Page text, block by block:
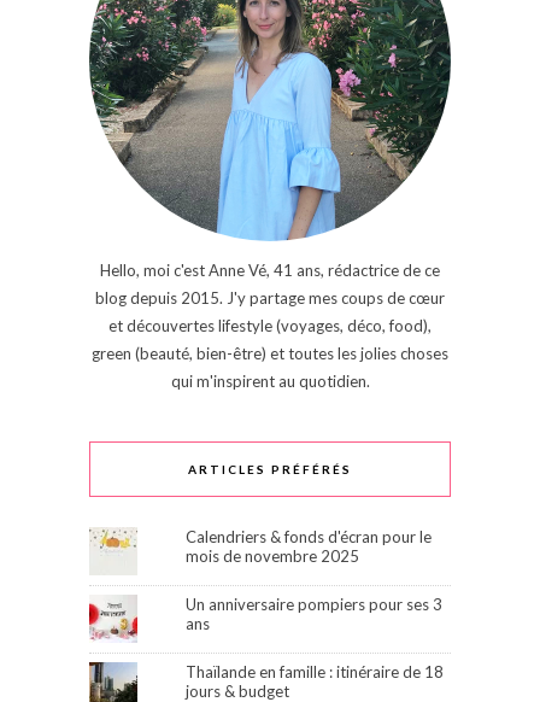
Hello, moi c'est Anne Vé, 41 ans, rédactrice de ce
blog depuis 2015. J'y partage mes coups de cœur
et découvertes lifestyle (voyages, déco, food),
green (beauté, bien-être) et toutes les jolies choses
qui m'inspirent au quotidien.
ARTICLES PRÉFÉRÉS
Calendriers & fonds d'écran pour le
mois de novembre 2025
Un anniversaire pompiers pour ses 3
ans
Thaïlande en famille : itinéraire de 18
jours & budget